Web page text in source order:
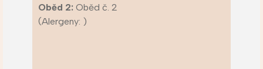
Oběd 2: Oběd č. 2
(Alergeny: )